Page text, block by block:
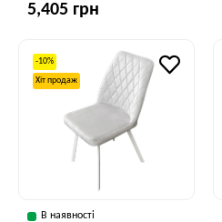
5,405 грн
-10%
Хіт продаж
В наявності